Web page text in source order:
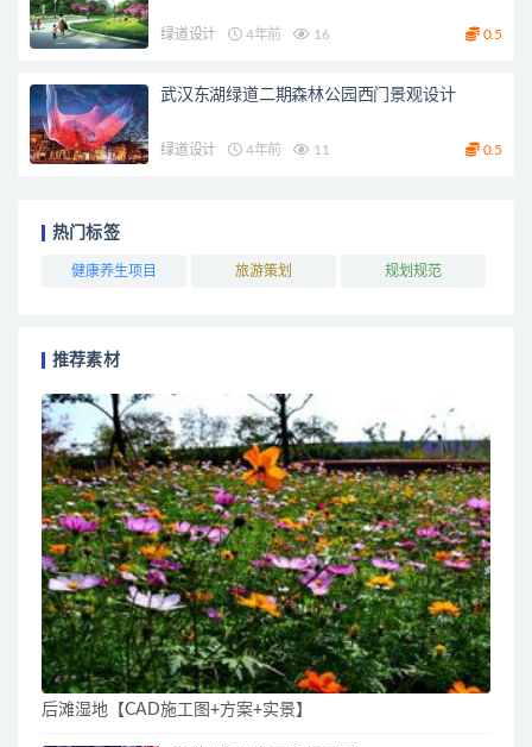
绿道设计 4年前 16 0.5
武汉东湖绿道二期森林公园西门景观设计
绿道设计 4年前 11 0.5
热门标签
健康养生项目 旅游策划 规划规范
推荐素材
后滩湿地【CAD施工图+方案+实景】